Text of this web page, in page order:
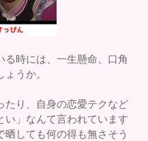
る時には、一生懸命、口角
うか。
たり、自身の恋愛テクなど
い」なんて言われています
しても何の得も無さそう